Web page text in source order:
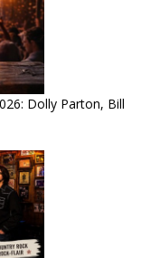
Dolly Parton, Bill